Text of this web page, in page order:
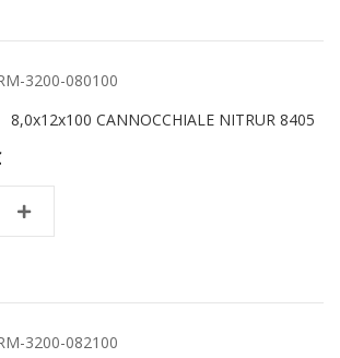
3200-080100
8,0x12x100 CANNOCCHIALE NITRUR 8405
3200-082100